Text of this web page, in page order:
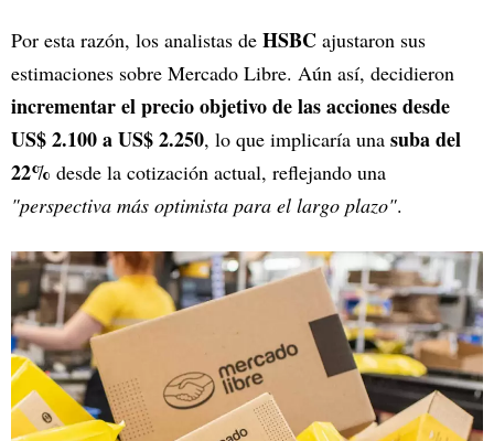
Por esta razón, los analistas de HSBC ajustaron sus
estimaciones sobre Mercado Libre. Aún así, decidieron
incrementar el precio objetivo de las acciones desde
US$ 2.100 a US$ 2.250, lo que implicaría una suba del
22% desde la cotización actual, reflejando una
"perspectiva más optimista para el largo plazo".